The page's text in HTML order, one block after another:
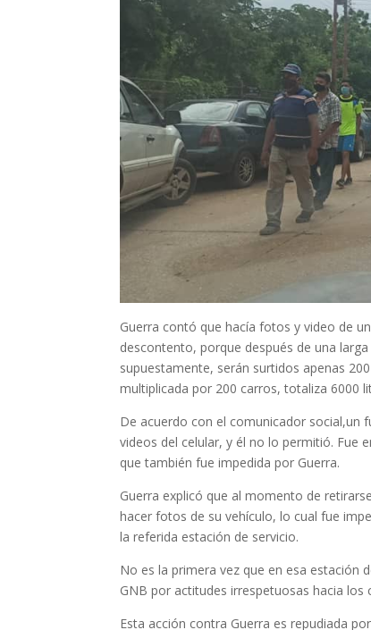
Guerra contó que hacía fotos y video de
descontento, porque después de una
supuestamente, serán surtidos apenas
multiplicada por 200 carros, totaliza 6000
De acuerdo con el comunicador social,un
videos del celular, y él no lo permitió. Fue
que también fue impedida por Guerra.
Guerra explicó que al momento de
hacer fotos de su vehículo, lo cual fue
la referida estación de servicio.
No es la primera vez que en esa estación
GNB por actitudes irrespetuosas hacia
Esta acción contra Guerra es repudiada